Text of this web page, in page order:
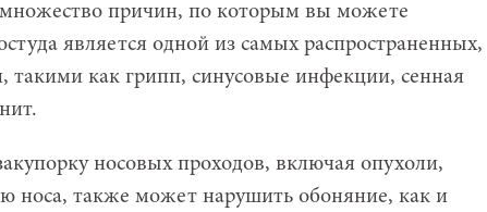
причин, по которым вы можете
является одной из самых распространенных,
такими как грипп, синусовые инфекции, сенная
носовых проходов, включая опухоли,
носа, также может нарушить обоняние, как и